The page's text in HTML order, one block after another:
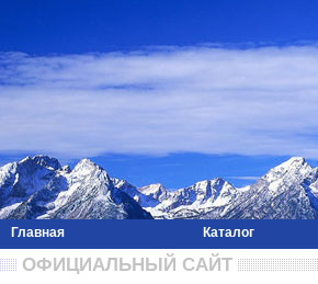
Главная Каталог
ОФИЦИАЛЬНЫЙ САЙТ